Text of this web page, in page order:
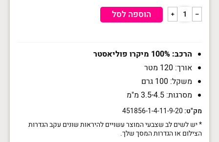
כמות
של
פלוס
alize
Softy
Plus
אליזה
﹣
﹢ הוספה לסל
הרכב: 100% מיקרו פוליאסטר
אורך: 120 מטר
משקל: 100 גרם
מסרגות: 3.5-4.5 מ"מ
מק"ט:
* יש לשים לב שצבעי המוצר עשויים להיראות שונים עקב הגדרות
הצילום או הגדרות המסך שלך.